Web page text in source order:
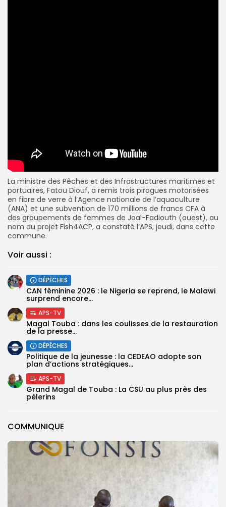
COMMUNIQUE
La ministre des Pêches et des Infrastructures maritimes et
portuaires, Fatou Diouf, a remis trois pirogues motorisées
en fibre de verre à l’Agence nationale de l’aquaculture
(ANA) et une subvention de 170 millions de francs CFA à
des groupements de femmes de Joal-Fadiouth (ouest), au
nom du projet Fish4ACP, a constaté l’APS, jeudi, dans cette
commune.
Voir aussi :
DÉPÊCHES
‎CAN féminine 2026 : le Nigeria se reprend, le Malawi
surprend encore...
APS-TV
Magal Touba : dans les coulisses de la restauration
de la presse...
DÉPÊCHES
Politique de la jeunesse : la CEDEAO adopte son
plan d’actions stratégiques...
APS-TV
Grand Magal de Touba : La CSU au plus près des
pèlerins